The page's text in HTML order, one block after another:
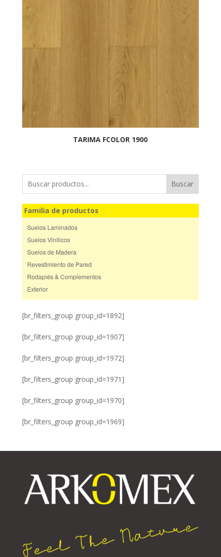
TARIMA FCOLOR 1900
Buscar
Familia de productos
Suelos Laminados
Suelos Vinílicos
Suelos de Madera
Revestimiento de Pared
Rodapiés & Complementos
Exterior
[br_filters_group group_id=1892]
[br_filters_group group_id=1907]
[br_filters_group group_id=1972]
[br_filters_group group_id=1971]
[br_filters_group group_id=1970]
[br_filters_group group_id=1969]